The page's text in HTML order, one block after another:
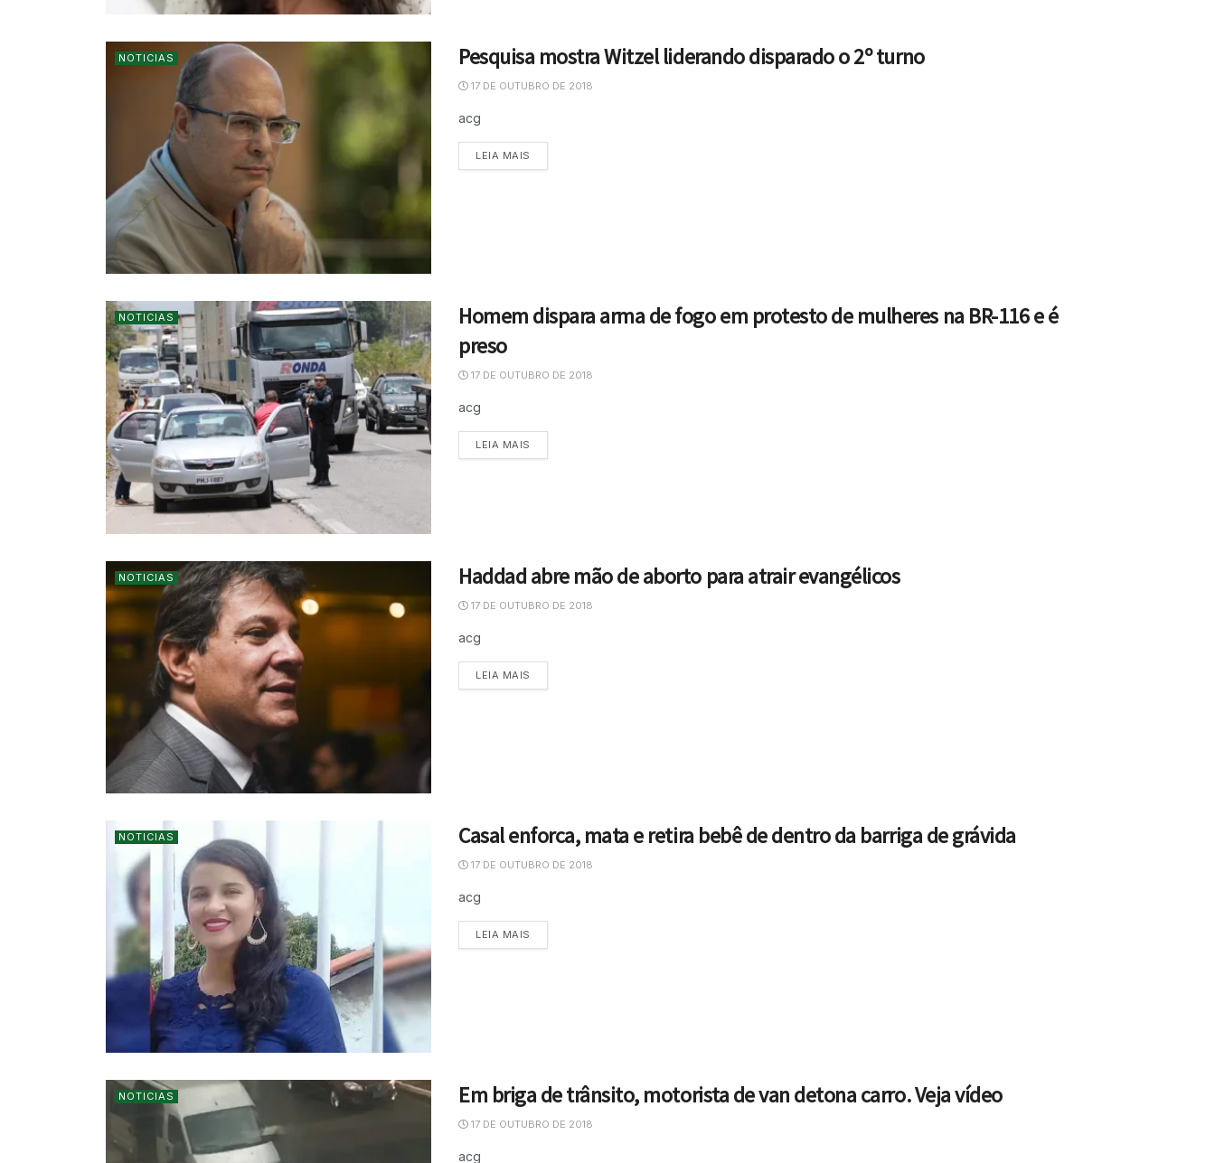
NOTICIAS Pesquisa mostra Witzel liderando disparado o 2º turno
17 DE OUTUBRO DE 2018
acg
LEIA MAIS
NOTICIAS
Homem dispara arma de fogo em protesto de mulheres na BR-116 e é
preso
17 DE OUTUBRO DE 2018
acg
LEIA MAIS
NOTICIAS Haddad abre mão de aborto para atrair evangélicos
17 DE OUTUBRO DE 2018
acg
LEIA MAIS
NOTICIAS Casal enforca, mata e retira bebê de dentro da barriga de grávida
17 DE OUTUBRO DE 2018
acg
LEIA MAIS
NOTICIAS Em briga de trânsito, motorista de van detona carro. Veja vídeo
17 DE OUTUBRO DE 2018
acg